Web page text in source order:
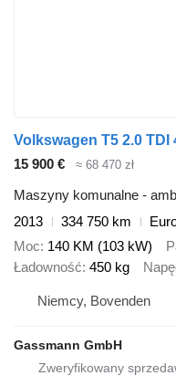
Volkswagen T5 2.0
15 900 €
≈ 68 470 zł
Maszyny komunalne -
2013
334 750 km
Moc 140 KM (103 kW)
Ładowność 450 kg
Niemcy, Bovenden
Gassmann GmbH